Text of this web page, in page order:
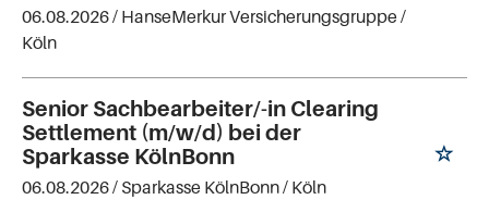
06.08.2026 / HanseMerkur Versicherungsgruppe/
Köln
Senior Sachbearbeiter/-in Clearing
Settlement (m/w/d) bei der
Sparkasse KölnBonn
06.08.2026 / Sparkasse KölnBonn/ Köln